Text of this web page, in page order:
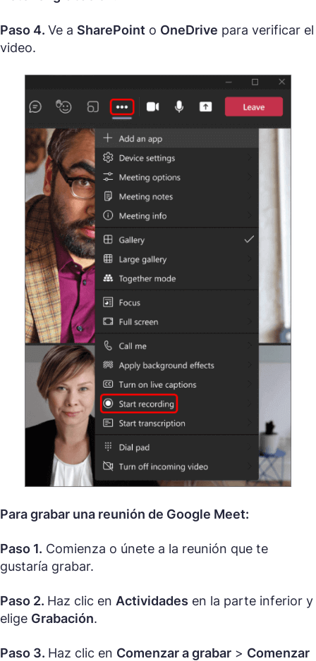
Paso 4. Ve a SharePoint o OneDrive para verificar el
video.
Para grabar una reunión de Google Meet:
Paso 1. Comienza o únete a la reunión que te
gustaría grabar.
Paso 2. Haz clic en Actividades en la parte inferior y
elige Grabación.
Paso 3. Haz clic en Comenzar a grabar > Comenzar